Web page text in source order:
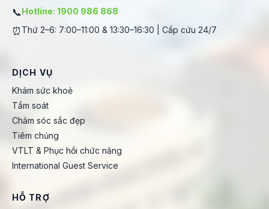
📞Hotline: 1900 986 868
⏰ Thứ 2–6: 7:00–11:00 & 13:30–16:30 | Cấp cứu 24/7
DỊCH VỤ
Khám sức khoẻ
Tầm soát
Chăm sóc sắc đẹp
Tiêm chủng
VTLT & Phục hồi chức năng
International Guest Service
HỖ TRỢ